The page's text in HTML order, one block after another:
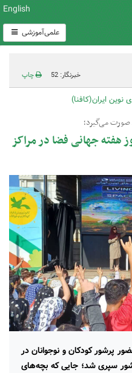
English
علمی‌آموزشی
خبرنگار: 52 چاپ
ایران(کافنا)
صورت می‌گیرد؛
هفته جهانی فضا در مراکز
پرشور کودکان و نوجوانان در
سپری شد؛ جایی که بچه‌های